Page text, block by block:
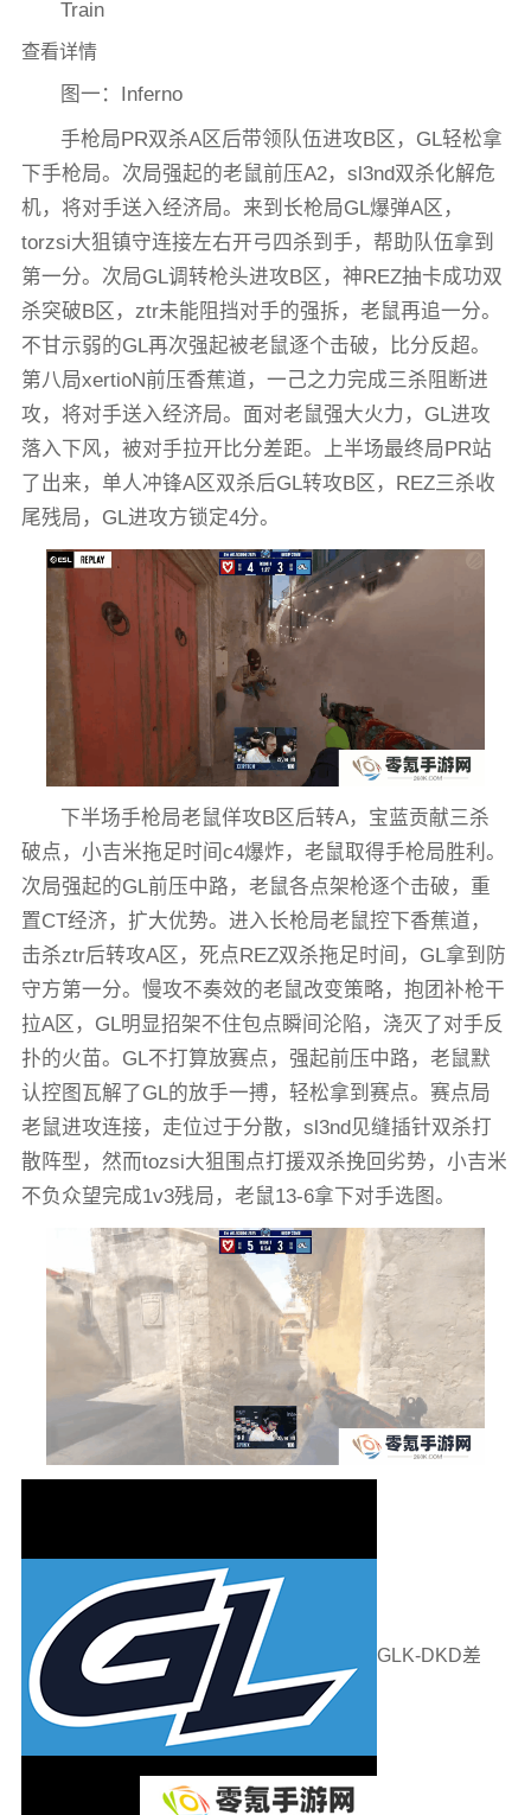
Train
查看详情
图一：Inferno
手枪局PR双杀A区后带领队伍进攻B区，GL轻松拿
下手枪局。次局强起的老鼠前压A2，sl3nd双杀化解危
机，将对手送入经济局。来到长枪局GL爆弹A区，
torzsi大狙镇守连接左右开弓四杀到手，帮助队伍拿到
第一分。次局GL调转枪头进攻B区，神REZ抽卡成功双
杀突破B区，ztr未能阻挡对手的强拆，老鼠再追一分。
不甘示弱的GL再次强起被老鼠逐个击破，比分反超。
第八局xertioN前压香蕉道，一己之力完成三杀阻断进
攻，将对手送入经济局。面对老鼠强大火力，GL进攻
落入下风，被对手拉开比分差距。上半场最终局PR站
了出来，单人冲锋A区双杀后GL转攻B区，REZ三杀收
尾残局，GL进攻方锁定4分。
下半场手枪局老鼠佯攻B区后转A，宝蓝贡献三杀
破点，小吉米拖足时间c4爆炸，老鼠取得手枪局胜利。
次局强起的GL前压中路，老鼠各点架枪逐个击破，重
置CT经济，扩大优势。进入长枪局老鼠控下香蕉道，
击杀ztr后转攻A区，死点REZ双杀拖足时间，GL拿到防
守方第一分。慢攻不奏效的老鼠改变策略，抱团补枪干
拉A区，GL明显招架不住包点瞬间沦陷，浇灭了对手反
扑的火苗。GL不打算放赛点，强起前压中路，老鼠默
认控图瓦解了GL的放手一搏，轻松拿到赛点。赛点局
老鼠进攻连接，走位过于分散，sl3nd见缝插针双杀打
散阵型，然而tozsi大狙围点打援双杀挽回劣势，小吉米
不负众望完成1v3残局，老鼠13-6拿下对手选图。
GLK-DKD差